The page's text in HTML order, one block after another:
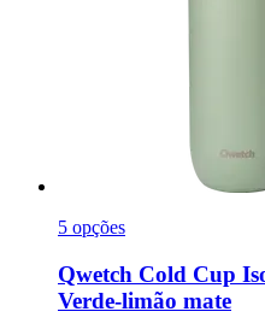
5 opções
Qwetch Cold Cup
Verde-​limão mate